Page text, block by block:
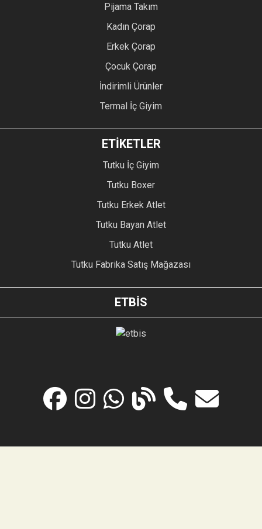
Pijama Takım
Kadın Çorap
Erkek Çorap
Çocuk Çorap
İndirimli Ürünler
Termal İç Giyim
ETİKETLER
Tutku İç Giyim
Tutku Boxer
Tutku Erkek Atlet
Tutku Bayan Atlet
Tutku Atlet
Tutku Fabrika Satış Mağazası
ETBİS